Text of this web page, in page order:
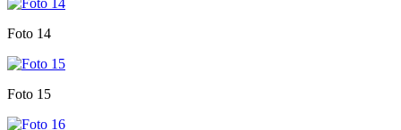
Foto 14
Foto 15